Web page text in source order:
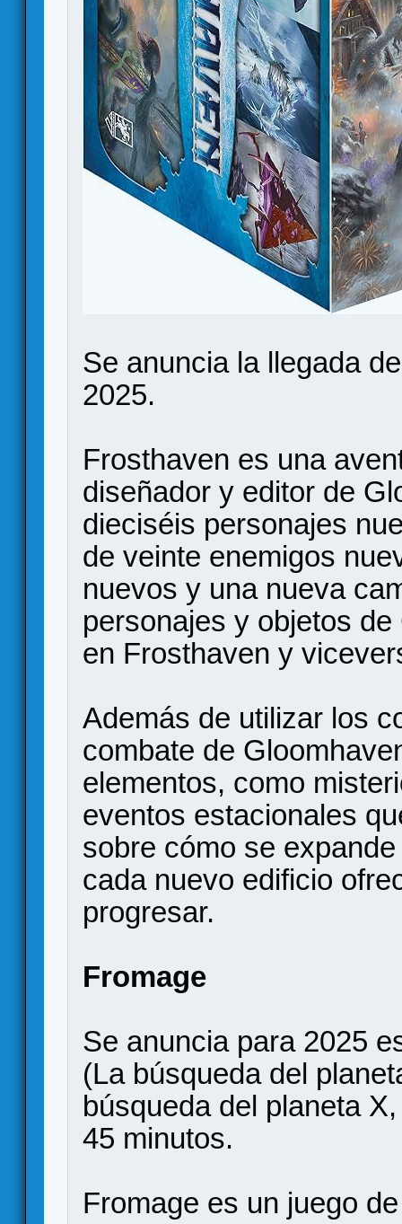
Se anuncia la llegada
2025.
Frosthaven es una
diseñador y editor de
dieciséis personajes
de veinte enemigos
nuevos y una nueva
personajes y objetos
en Frosthaven y
Además de utilizar los
combate de
elementos, como
eventos estacionales
sobre cómo se
cada nuevo edificio
progresar.
Fromage
Se anuncia para 2025
(La búsqueda del
búsqueda del planeta
45 minutos.
Fromage es un juego